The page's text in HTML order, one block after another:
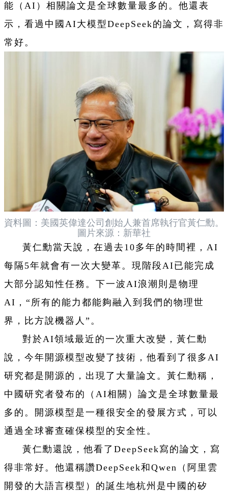
能（AI）相關論文是全球數量最多的。他還表
示，看過中國AI大模型DeepSeek的論文，寫得非
常好。
資料圖：美國英偉達公司創始人兼首席執行官黃仁勳。
圖片來源：新華社
黃仁勳當天說，在過去10多年的時間裡，AI
每隔5年就會有一次大變革。現階段AI已能完成
大部分認知性任務。下一波AI浪潮則是物理
AI，“所有的能力都能夠融入到我們的物理世
界，比方說機器人”。
對於AI領域最近的一次重大改變，黃仁勳
說，今年開源模型改變了技術，他看到了很多AI
研究都是開源的，出現了大量論文。黃仁勳稱，
中國研究者發布的（AI相關）論文是全球數量最
多的。開源模型是一種很安全的發展方式，可以
通過全球審查確保模型的安全性。
黃仁勳還說，他看了DeepSeek寫的論文，寫
得非常好。他還稱讚DeepSeek和Qwen（阿里雲
開發的大語言模型）的誕生地杭州是中國的矽